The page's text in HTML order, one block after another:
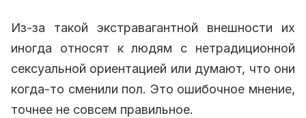
Из-за такой экстравагантной внешности их
иногда относят к людям с нетрадиционной
сексуальной ориентацией или думают, что они
когда-то сменили пол. Это ошибочное мнение,
точнее не совсем правильное.